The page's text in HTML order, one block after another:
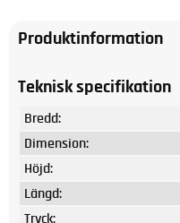
Produktinformation
Teknisk specifikation
Bredd:
Dimension:
Höjd:
Längd:
Tryck: